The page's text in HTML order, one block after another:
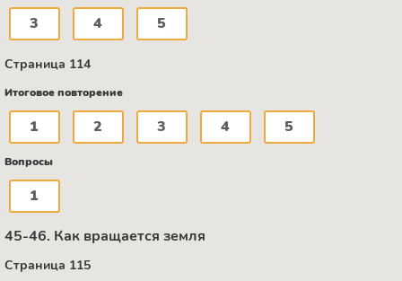
3 4 5
Страница 114
Итоговое повторение
1 2 3 4 5
Вопросы
1
45-46. Как вращается земля
Страница 115